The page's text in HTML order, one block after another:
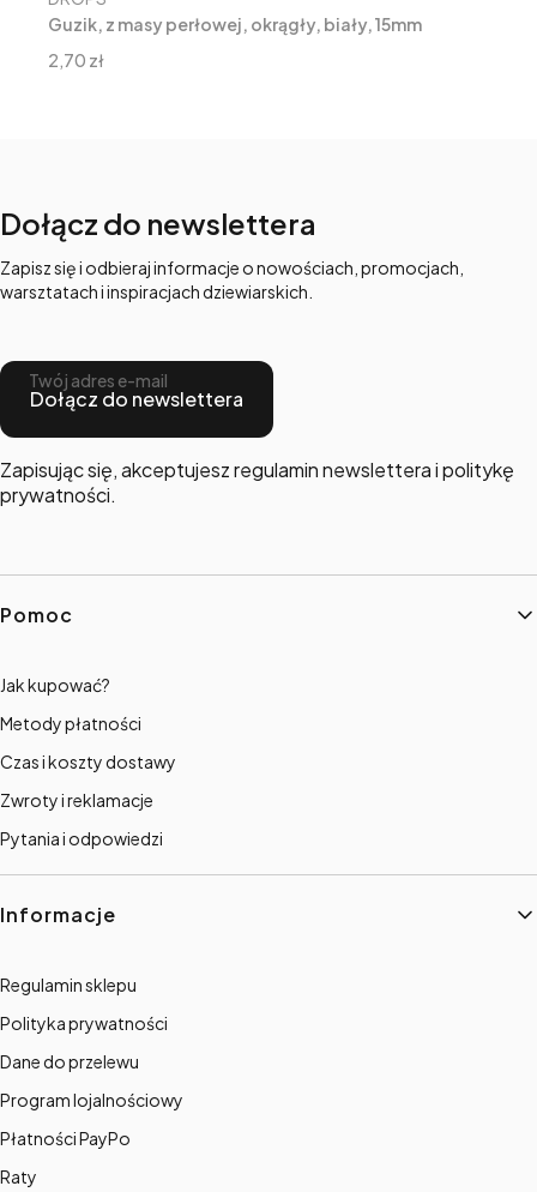
Guzik, z masy perłowej, okrągły, biały, 15mm
Cena
2,70 zł
Dołącz do newslettera
Zapisz się i odbieraj informacje o nowościach, promocjach,
warsztatach i inspiracjach dziewiarskich.
Twój adres e-mail
Dołącz do newslettera
Zapisując się, akceptujesz regulamin newslettera i politykę
prywatności.
Linki w stopce
Pomoc
Jak kupować?
Metody płatności
Czas i koszty dostawy
Zwroty i reklamacje
Pytania i odpowiedzi
Informacje
Regulamin sklepu
Polityka prywatności
Dane do przelewu
Program lojalnościowy
Płatności PayPo
Raty